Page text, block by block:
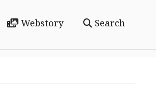
Webstory Search